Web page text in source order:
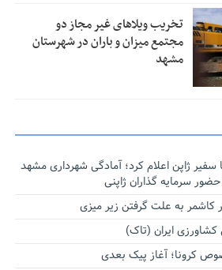
تخریب ویلاهای غیر مجاز دو
مجتمع میزان و باران در شهرستان
مشهد
سفیر ژاپن اعلام کرد؛ آمادگی شهرداری مشهد
سرمایه گذاران ژاپنی
به علت گرفتن زیر میزی
کشاورزی ایران (تاک)
کرونا؛ آغاز پیک بعدی